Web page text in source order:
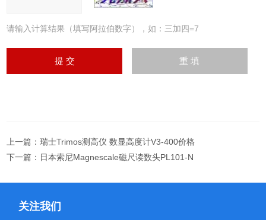
请输入计算结果（填写阿拉伯数字），如：三加四=7
上一篇：瑞士Trimos测高仪 数显高度计V3-400价格
下一篇： 日本索尼Magnescale磁尺读数头PL101-N
关注我们